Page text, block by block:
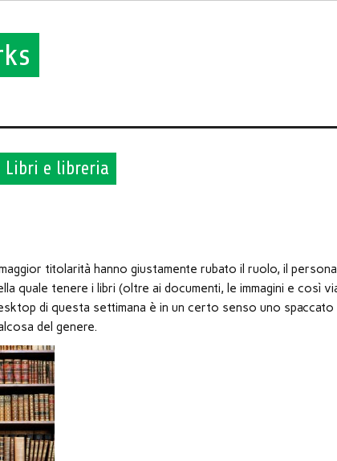
Libri e libreria
titolarità hanno giustamente rubato il ruolo, il
quale tenere i libri (oltre ai documenti, le immagini e così
di questa settimana è in un certo senso uno
del genere.